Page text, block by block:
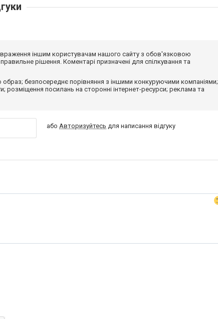
іншим користувачам нашого сайту з обов'язковою
рішення. Коментарі призначені для спілкування та
безпосереднє порівняння з іншими конкуруючими компаніями;
розміщення посилань на сторонні інтернет-ресурси; реклама та
абоАвторизуйтесь для написання відгуку